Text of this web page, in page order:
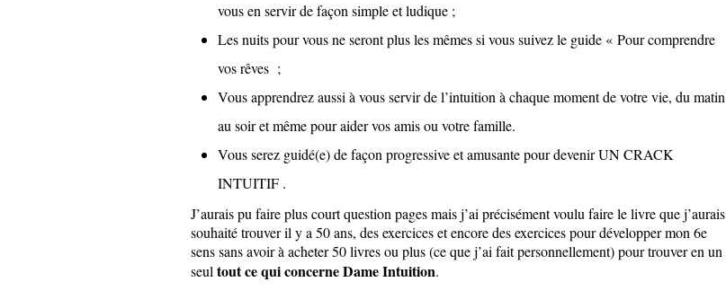
vous en servir de façon simple et ludique ;
Les nuits pour vous ne seront plus les mêmes si vous suivez le guide « Pour comprendre
vos rêves ;
Vous apprendrez aussi à vous servir de l’intuition à chaque moment de votre vie, du matin
au soir et même pour aider vos amis ou votre famille.
Vous serez guidé(e) de façon progressive et amusante pour devenir UN CRACK
INTUITIF .
J’aurais pu faire plus court question pages mais j’ai précisément voulu faire le livre que j’aurais
souhaité trouver il y a 50 ans, des exercices et encore des exercices pour développer mon 6e
sens sans avoir à acheter 50 livres ou plus (ce que j’ai fait personnellement) pour trouver en un
seultout ce qui concerne Dame Intuition.